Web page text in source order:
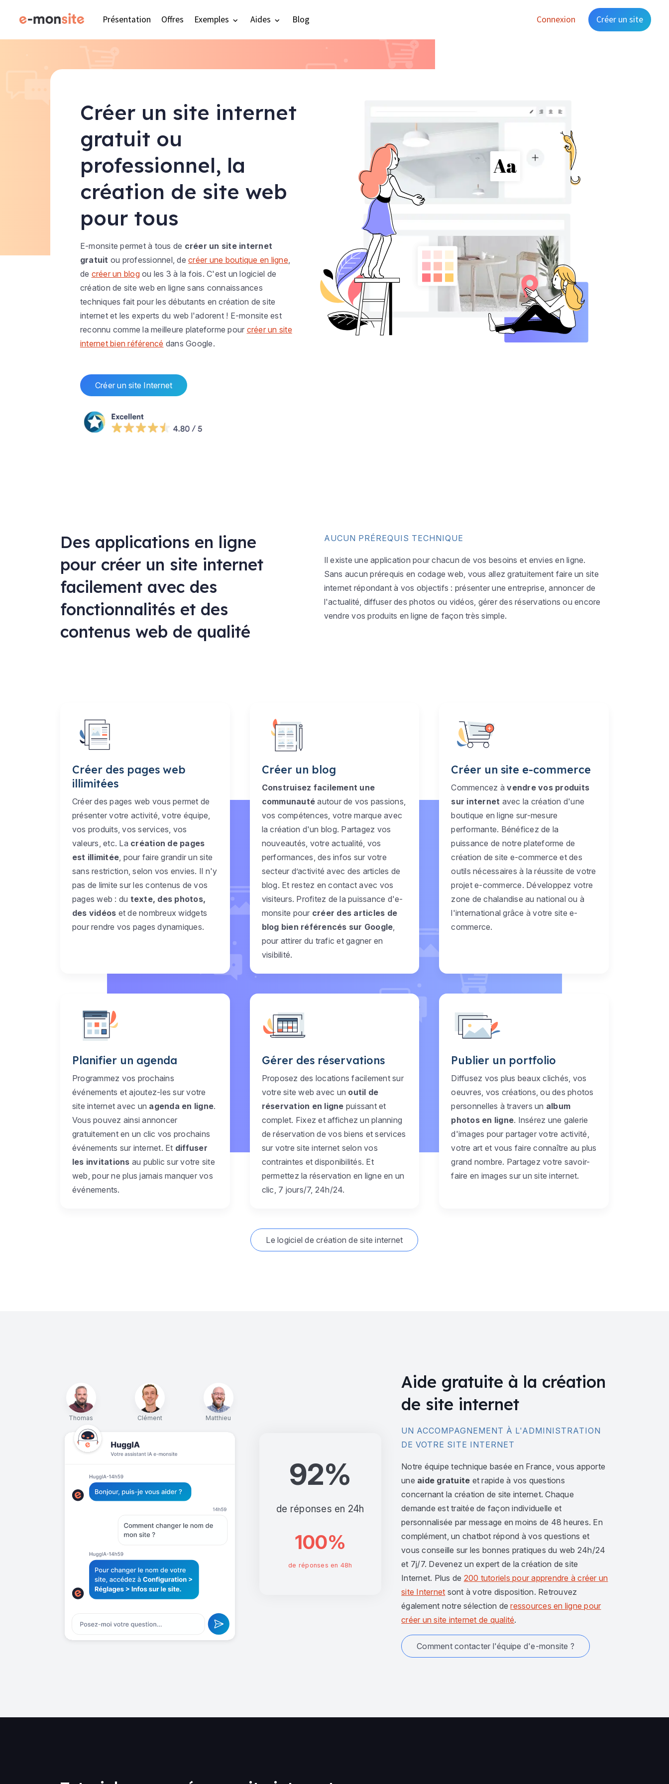
Présentation Offres Exemples Aides Blog Connexion Créer un site
Créer un site internet
gratuit ou
professionnel, la
création de site web
pour tous
E-monsite permet à tous de créer un site internet
gratuit ou professionnel, decréer une boutique en ligne,
de créer un blogou les 3 à la fois. C'est un logiciel de
création de site web en ligne sans connaissances
techniques fait pour les débutants en création de site
internet et les experts du web l'adorent ! E-monsite est
reconnu comme la meilleure plateforme pour créer un site
internet bien référencé dans Google.
Créer un site Internet
Des applications en ligne
pour créer un site internet
facilement avec des
fonctionnalités et des
contenus web de qualité
AUCUN PRÉREQUIS TECHNIQUE
Il existe une application pour chacun de vos besoins et envies en ligne.
Sans aucun prérequis en codage web, vous allez gratuitement faire un site
internet répondant à vos objectifs : présenter une entreprise, annoncer de
l'actualité, diffuser des photos ou vidéos, gérer des réservations ou encore
vendre vos produits en ligne de façon très simple.
Créer des pages web
illimitées
Créer des pages web vous permet de
présenter votre activité, votre équipe,
vos produits, vos services, vos
valeurs, etc. La création de pages
est illimitée , pour faire grandir un site
sans restriction, selon vos envies. Il n'y
pas de limite sur les contenus de vos
pages web : du texte, des photos,
des vidéos et de nombreux widgets
pour rendre vos pages dynamiques.
Créer un blog
Construisez facilement une
communauté autour de vos passions,
vos compétences, votre marque avec
la création d'un blog. Partagez vos
nouveautés, votre actualité, vos
performances, des infos sur votre
secteur d’activité avec des articles de
blog. Et restez en contact avec vos
visiteurs. Profitez de la puissance d'e-
monsite pour créer des articles de
blog bien référencés sur Google
pour attirer du trafic et gagner en
visibilité.
Créer un site e-commerce
Commencez àvendre vos produits
sur internet avec la création d'une
boutique en ligne sur-mesure
performante. Bénéficez de la
puissance de notre plateforme de
création de site e-commerce et des
outils nécessaires à la réussite de votre
projet e-commerce. Développez votre
zone de chalandise au national ou à
l'international grâce à votre site e-
commerce.
Planifier un agenda
Programmez vos prochains
événements et ajoutez-les sur votre
site internet avec un agenda en ligne.
Vous pouvez ainsi annoncer
gratuitement en un clic vos prochains
événements sur internet. Et diffuser
les invitations au public sur votre site
web, pour ne plus jamais manquer vos
événements.
Gérer des réservations
Proposez des locations facilement sur
votre site web avec un outil de
réservation en ligne puissant et
complet. Fixez et affichez un planning
de réservation de vos biens et services
sur votre site internet selon vos
contraintes et disponibilités. Et
permettez la réservation en ligne en un
clic, 7 jours/7, 24h/24.
Publier un portfolio
Diffusez vos plus beaux clichés, vos
oeuvres, vos créations, ou des photos
personnelles à travers un album
photos en ligne. Insérez une galerie
d'images pour partager votre activité,
votre art et vous faire connaître au plus
grand nombre. Partagez votre savoir-
faire en images sur un site internet.
Le logiciel de création de site internet
Thomas Clément Matthieu
92%
de réponses en 24h
100%
de réponses en 48h
Aide gratuite à la création
de site internet
UN ACCOMPAGNEMENT À L'ADMINISTRATION
DE VOTRE SITE INTERNET
Notre équipe technique basée en France, vous apporte
une aide gratuite et rapide à vos questions
concernant la création de site internet. Chaque
demande est traitée de façon individuelle et
personnalisée par message en moins de 48 heures. En
complément, un chatbot répond à vos questions et
vous conseille sur les bonnes pratiques du web 24h/24
et 7j/7. Devenez un expert de la création de site
Internet. Plus de 200 tutoriels pour apprendre à créer un
site Internet sont à votre disposition. Retrouvez
également notre sélection deressources en ligne pour
créer un site internet de qualité.
Comment contacter l'équipe d'e-monsite ?